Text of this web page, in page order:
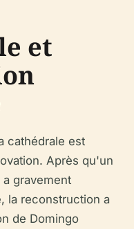
et
cathédrale est
Après qu'un
gravement
la reconstruction a
de Domingo